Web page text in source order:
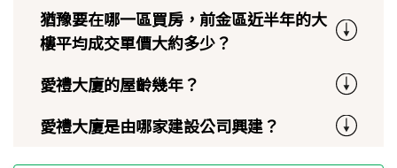
猶豫要在哪一區買房，前金區近半年的大
樓平均成交單價大約多少？
愛禮大廈的屋齡幾年？
愛禮大廈是由哪家建設公司興建？